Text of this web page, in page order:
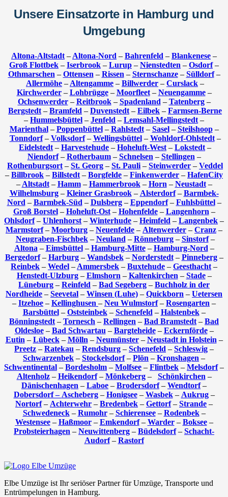
Unsere Einsatzorte in Hamburg und
Umgebung
Altona-Altstadt – Altona-Nord – Bahrenfeld – Blankenese –
Groß Flottbek – Iserbrook – Lurup – Nienstedten – Osdorf–
Othmarschen – Ottensen – Rissen – Sternschanze– Sülldorf–
Allermöhe – Altengamme – Billwerder – Curslack –
Kirchwerder– Lohbrügge– Moorfleet– Neuengamme–
Ochsenwerder– Reitbrook– Spadenland – Tatenberg–
Bergstedt – Bramfeld – Duvenstedt – Eilbek – Farmsen-Berne
– Hummelsbüttel – Jenfeld – Lemsahl-Mellingstedt –
Marienthal– Poppenbüttel– Rahlstedt– Sasel– Steilshoop–
Tonndorf– Volksdorf– Wellingsbüttel– Wohldorf-Ohlstedt–
Eidelstedt – Harvestehude – Hoheluft-West – Lokstedt –
Niendorf– Rotherbaum– Schnelsen – Stellingen –
Rothenburgsort – St. Georg – St. Pauli – Steinwerder – Veddel
– Billbrook – Billstedt – Borgfelde – Finkenwerder – HafenCity
– Altstadt– Hamm– Hammerbrook– Horn – Neustadt–
Wilhelmsburg– Kleiner Grasbrook– Alsterdorf– Barmbek-
Nord – Barmbek-Süd – Dulsberg– Eppendorf– Fuhlsbüttel–
Groß Borstel– Hoheluft-Ost– Hohenfelde– Langenhorn –
Ohlsdorf– Uhlenhorst – Winterhude – Heimfeld – Langenbek –
Marmstorf– Moorburg – Neuenfelde – Altenwerder – Cranz –
Neugraben-Fischbek– Neuland – Rönneburg– Sinstorf–
Altona – Eimsbüttel– Hamburg-Mitte– Hamburg-Nord –
Bergedorf– Harburg– Wandsbek– Norderstedt– Pinneberg–
Reinbek – Wedel – Ammersbek – Buxtehude – Geesthacht –
Henstedt-Ulzburg– Elmshorn – Kaltenkirchen – Stade–
Lüneburg – Reinfeld – Bad Segeberg – Buchholz in der
Nordheide – Seevetal – Winsen (Luhe) – Quickborn – Uetersen
– Itzehoe – Kellinghusen – Neu Wulmstorf– Rosengarten –
Barsbüttel– Oststeinbek– Schenefeld – Halstenbek–
Bönningstedt – Tornesch – Rellingen – Bad Bramstedt – Bad
Oldesloe– Bad Schwartau – Bargteheide– Eckernförde–
Eutin – Lübeck– Mölln – Neumünster– Neustadt in Holstein –
Preetz – Ratekau – Rendsburg – Schenefeld – Schleswig –
Schwarzenbek – Stockelsdorf– Plön – Kronshagen –
Schwentinental – Bordesholm – Molfsee – Flintbek – Melsdorf–
Altenholz– Heikendorf– Mönkeberg– Schönkirchen –
Dänischenhagen – Laboe – Brodersdorf– Wendtorf–
Dobersdorf – Ascheberg– Honigsee– Wasbek– Aukrug–
Nortorf– Achterwehr – Bredenbek – Gettorf– Strande –
Schwedeneck– Rumohr– Schierensee– Rodenbek–
Westensee– Haßmoor– Emkendorf– Warder– Boksee–
Probsteierhagen – Neuwittenberg – Büdelsdorf– Schacht-
Audorf– Rastorf
Elbe Umzüge ist Ihr seriöser Partner für Umzüge, Transporte und
Entrümpelungen in Hamburg.